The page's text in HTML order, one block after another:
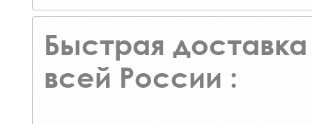
Быстрая доставка
всей России :